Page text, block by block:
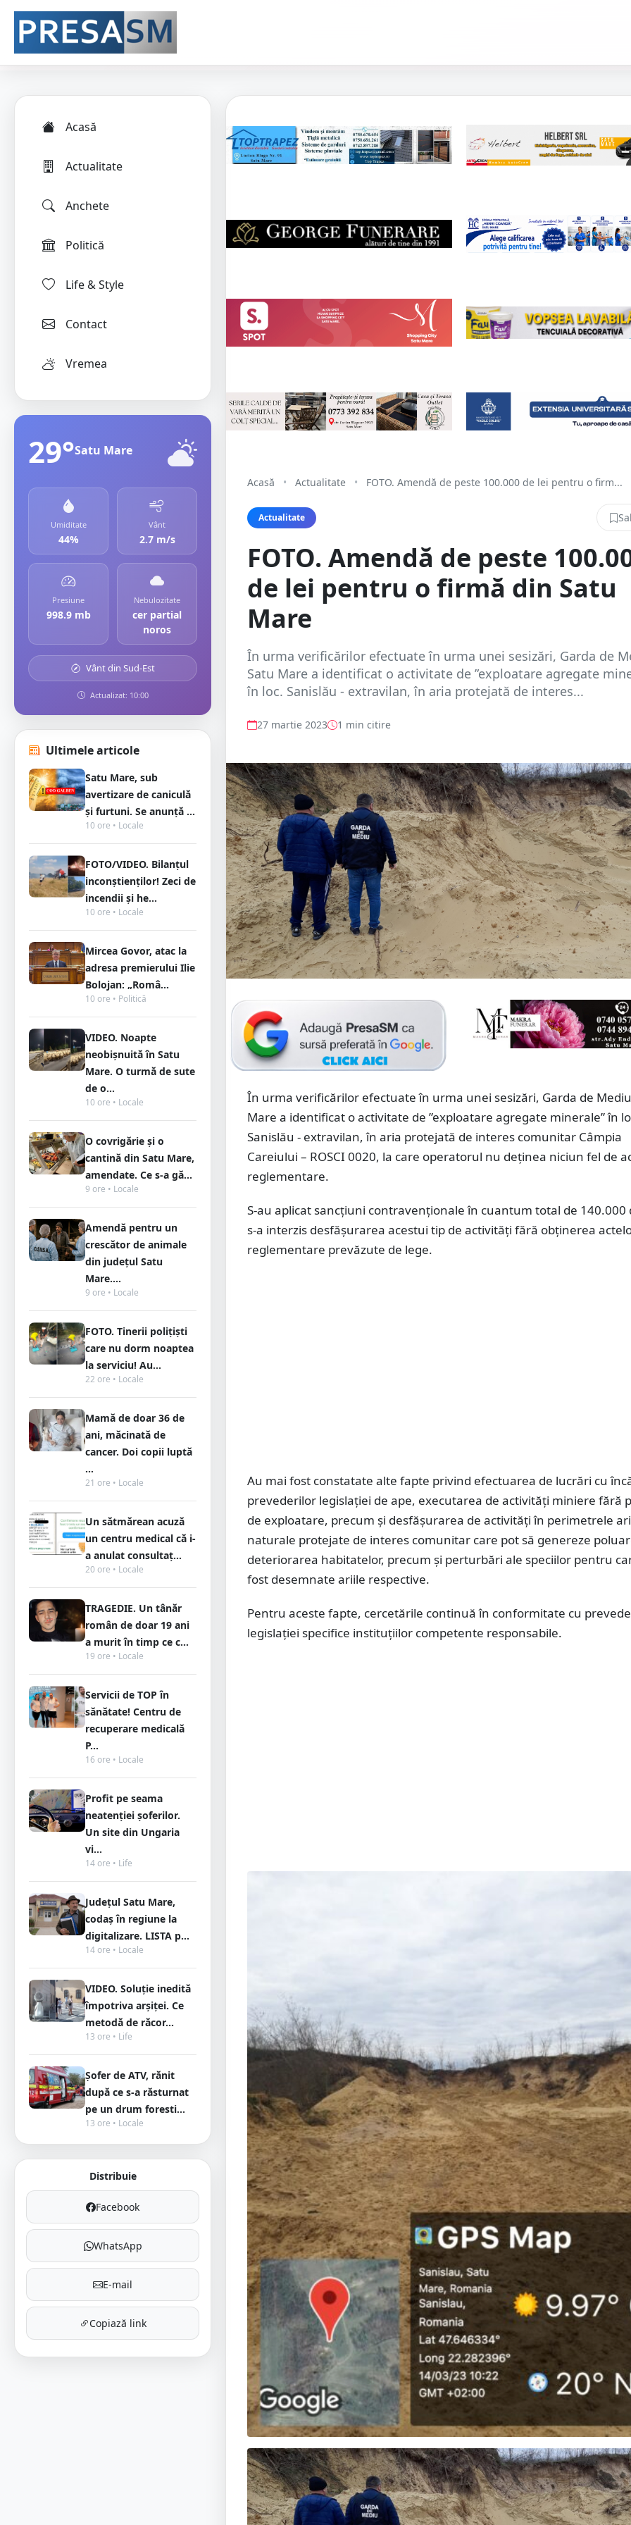
Acasă
Actualitate
Anchete
Politică
Life & Style
Contact
Vremea
29°Satu Mare
Umiditate
44%
Vânt
2.7 m/s
Presiune
998.9 mb
Nebulozitate
cer partial
noros
Vânt din Sud-Est
Actualizat: 10:00
Ultimele articole
Satu Mare, sub
avertizare de caniculă
și furtuni. Se anunță ...
10 ore • Locale
FOTO/VIDEO. Bilanțul
inconștienților! Zeci de
incendii și he...
10 ore • Locale
Mircea Govor, atac la
adresa premierului Ilie
Bolojan: „Româ...
10 ore • Politică
VIDEO. Noapte
neobișnuită în Satu
Mare. O turmă de sute
de o...
10 ore • Locale
O covrigărie și o
cantină din Satu Mare,
amendate. Ce s-a gă...
9 ore • Locale
Amendă pentru un
crescător de animale
din județul Satu
Mare....
9 ore • Locale
FOTO. Tinerii polițiști
care nu dorm noaptea
la serviciu! Au...
22 ore • Locale
Mamă de doar 36 de
ani, măcinată de
cancer. Doi copii luptă
...
21 ore • Locale
Un sătmărean acuză
un centru medical că i-
a anulat consultaț...
20 ore • Locale
TRAGEDIE. Un tânăr
român de doar 19 ani
a murit în timp ce c...
19 ore • Locale
Servicii de TOP în
sănătate! Centru de
recuperare medicală
P...
16 ore • Locale
Profit pe seama
neatenției șoferilor.
Un site din Ungaria
vi...
14 ore • Life
Județul Satu Mare,
codaș în regiune la
digitalizare. LISTA p...
14 ore • Locale
VIDEO. Soluție inedită
împotriva arșiței. Ce
metodă de răcor...
13 ore • Life
Șofer de ATV, rănit
după ce s-a răsturnat
pe un drum foresti...
13 ore • Locale
Distribuie
Facebook
WhatsApp
E-mail
Copiază link
Acasă • Actualitate • FOTO. Amendă de peste 100.000 de lei pentru o firm...
Actualitate
FOTO. Amendă de peste
de lei pentru o firmă din Satu
Mare
În urma verificărilor efectuate în urma unei sesizări, Garda de
Satu Mare a identificat o activitate de ”exploatare agregate
în loc. Sanislău - extravilan, în aria protejată de interes...
27 martie 2023 1 min citire
În urma verificărilor efectuate în urma unei sesizări, Garda de
Mare a identificat o activitate de ”exploatare agregate minerale” în
Sanislău - extravilan, în aria protejată de interes comunitar Câmpia
Careiului – ROSCI 0020, la care operatorul nu deținea niciun fel de
reglementare.
S-au aplicat sancțiuni contravenționale în cuantum total de 140.000
s-a interzis desfășurarea acestui tip de activități fără obținerea
reglementare prevăzute de lege.
Au mai fost constatate alte fapte privind efectuarea de lucrări cu
prevederilor legislației de ape, executarea de activități miniere fără
de exploatare, precum și desfășurarea de activități în perimetrele
naturale protejate de interes comunitar care pot să genereze
deteriorarea habitatelor, precum şi perturbări ale speciilor pentru
fost desemnate ariile respective.
Pentru aceste fapte, cercetările continuă în conformitate cu
legislației specifice instituțiilor competente responsabile.